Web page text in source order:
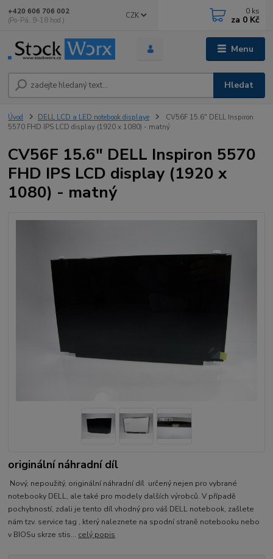
Menu
CZK
Hledat
+420 606 706 002
(Po-Pá, 9-18 hod.)
0 ks
za 0 Kč
Úvod DELL LCD a LED notebook displaye
CV56F 15.6" DELL Inspiron
5570 FHD IPS LCD display (1920 x 1080) - matný
CV56F 15.6" DELL Inspiron 5570
FHD IPS LCD display (1920 x
1080) - matný
originální náhradní díl
Nový, nepoužitý, originální náhradní díl určený nejen pro vybrané
notebooky DELL, ale také pro modely dalších výrobců. V případě
pochybností, zdali je tento díl vhodný pro váš DELL notebook, zašlete
nám tzv. service tag , který naleznete na spodní straně notebooku nebo
v BIOSu skrze stis... celý popis